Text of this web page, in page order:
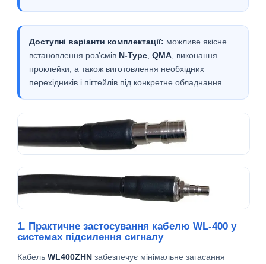
Доступні варіанти комплектації: можливе якісне
встановлення роз'ємів N-Type QMA , виконання
проклейки, а також виготовлення необхідних
перехідників і пігтейлів під конкретне обладнання.
1. Практичне застосування кабелю WL-400 у
системах підсилення сигналу
Кабель WL400ZHN забезпечує мінімальне загасання